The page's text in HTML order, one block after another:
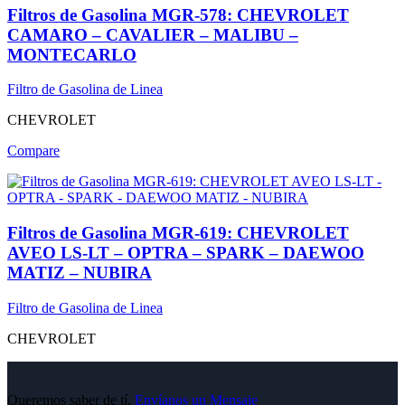
Filtros de Gasolina MGR-578: CHEVROLET
CAMARO – CAVALIER – MALIBU –
MONTECARLO
Filtro de Gasolina de Linea
CHEVROLET
Compare
Filtros de Gasolina MGR-619: CHEVROLET
AVEO LS-LT – OPTRA – SPARK – DAEWOO
MATIZ – NUBIRA
Filtro de Gasolina de Linea
CHEVROLET
Queremos saber de tí, Envíanos un Mensaje